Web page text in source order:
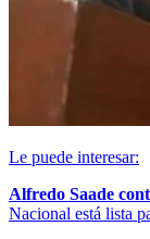
Le puede interesar:
Alfredo Saade
Nacional está lista